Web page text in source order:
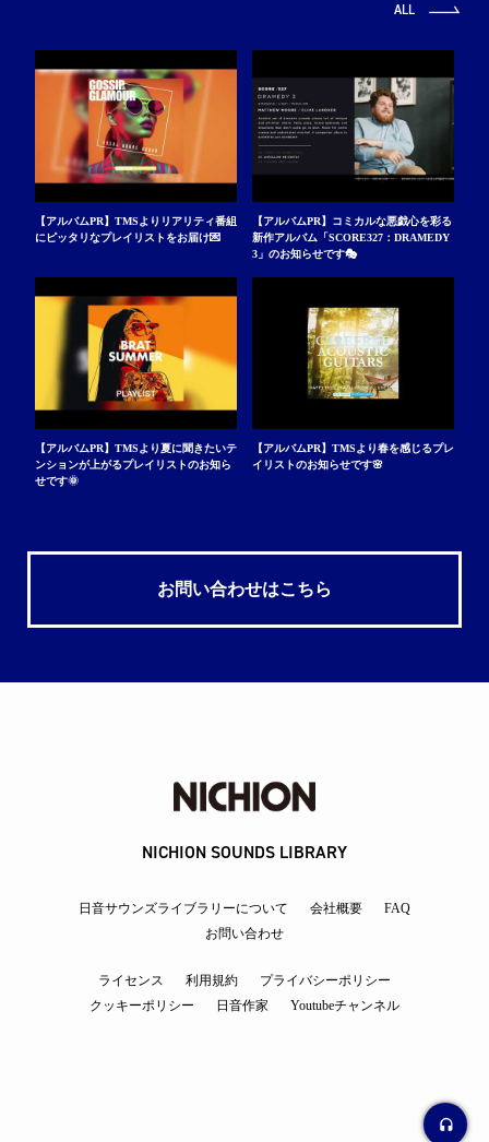
ALL
【アルバムPR】TMSよりリアリティ番組
にピッタリなプレイリストをお届け💌
【アルバムPR】コミカルな悪戯心を彩る
新作アルバム「SCORE327：DRAMEDY
3」のお知らせです🎭
【アルバムPR】TMSより夏に聞きたいテ
ンションが上がるプレイリストのお知ら
せです🌞
【アルバムPR】TMSより春を感じるプレ
イリストのお知らせです🌸
お問い合わせはこちら
NICHION SOUNDS LIBRARY
日音サウンズライブラリーについて 会社概要
FAQ
お問い合わせ
ライセンス 利用規約
プライバシーポリシー
クッキーポリシー
日音作家 Youtubeチャンネル